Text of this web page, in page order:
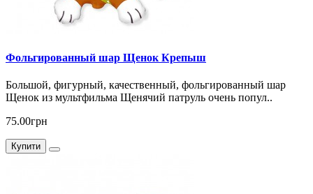
Фольгированный шар Щенок Крепыш
Большой, фигурный, качественный, фольгированный шар
Щенок из мультфильма Щенячий патруль очень попул..
75.00грн
Купити